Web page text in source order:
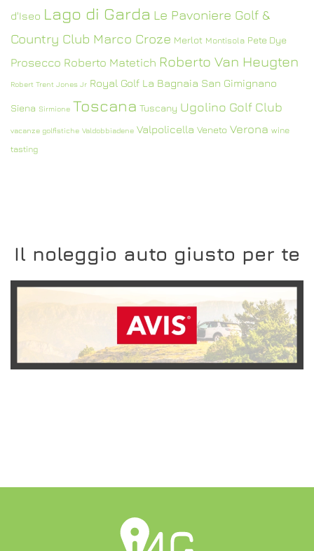
d'Iseo Lago di Garda Le Pavoniere Golf &
Country Club Marco Croze Merlot Montisola Pete Dye
Prosecco Roberto Matetich Roberto Van Heugten
Robert Trent Jones Jr Royal Golf La Bagnaia San Gimignano
Siena Sirmione Toscana Tuscany Ugolino Golf Club
vacanze golfistiche Valdobbiadene Valpolicella Veneto Verona wine
tasting
Il noleggio auto giusto per te
SCOPRI L'OFFERTA